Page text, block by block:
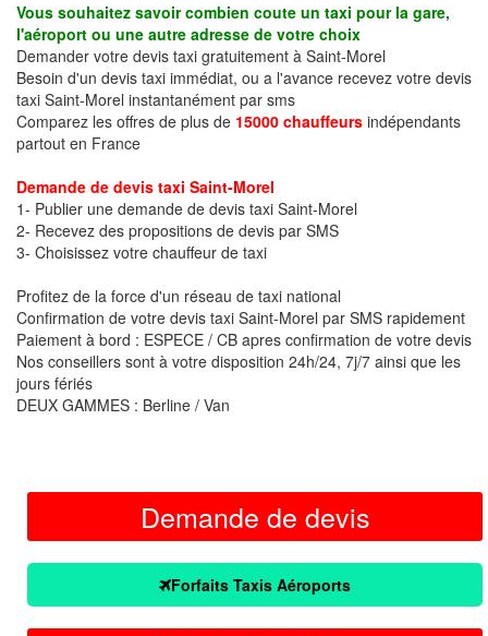
Vous souhaitez savoir combien coute un taxi pour la gare,
l'aéroport ou une autre adresse de votre choix
Demander votre devis taxi gratuitement à Saint-Morel
Besoin d'un devis taxi immédiat, ou a l'avance recevez votre devis
taxi Saint-Morel instantanément par sms
Comparez les offres de plus de 15000 chauffeurs indépendants
partout en France
Demande de devis taxi Saint-Morel
1- Publier une demande de devis taxi Saint-Morel
2- Recevez des propositions de devis par SMS
3- Choisissez votre chauffeur de taxi
Profitez de la force d'un réseau de taxi national
Confirmation de votre devis taxi Saint-Morel par SMS rapidement
Paiement à bord : ESPECE / CB apres confirmation de votre devis
Nos conseillers sont à votre disposition 24h/24, 7j/7 ainsi que les
jours fériés
DEUX GAMMES : Berline / Van
Demande de devis
Forfaits Taxis Aéroports